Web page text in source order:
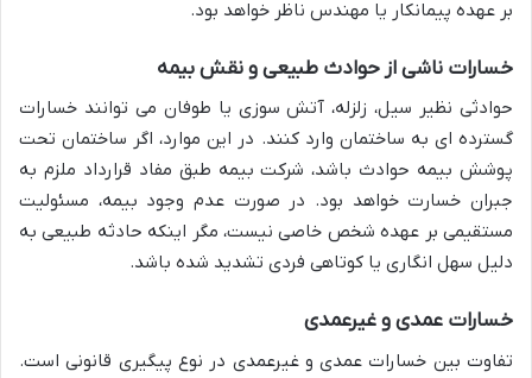
بر عهده پیمانکار یا مهندس ناظر خواهد بود.
خسارات ناشی از حوادث طبیعی و نقش بیمه
حوادثی نظیر سیل، زلزله، آتش سوزی یا طوفان می توانند خسارات
گسترده ای به ساختمان وارد کنند. در این موارد، اگر ساختمان تحت
پوشش بیمه حوادث باشد، شرکت بیمه طبق مفاد قرارداد ملزم به
جبران خسارت خواهد بود. در صورت عدم وجود بیمه، مسئولیت
مستقیمی بر عهده شخص خاصی نیست، مگر اینکه حادثه طبیعی به
دلیل سهل انگاری یا کوتاهی فردی تشدید شده باشد.
خسارات عمدی و غیرعمدی
تفاوت بین خسارات عمدی و غیرعمدی در نوع پیگیری قانونی است.